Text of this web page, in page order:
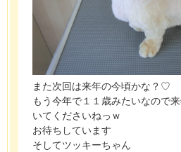
また次回は来年の今頃かな？♡
もう今年で１１歳みたいなので
いてくださいねっｗ
お待ちしています
そしてツッキーちゃん